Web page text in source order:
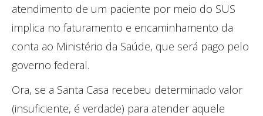
atendimento de um paciente por meio do SUS
implica no faturamento e encaminhamento da
conta ao Ministério da Saúde, que será pago pelo
governo federal.
Ora, se a Santa Casa recebeu determinado valor
(insuficiente, é verdade) para atender aquele